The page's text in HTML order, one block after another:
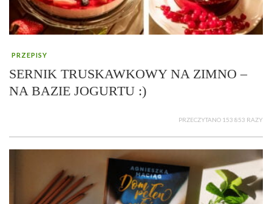
PRZEPISY
SERNIK TRUSKAWKOWY NA ZIMNO –
NA BAZIE JOGURTU :)
PRZECZYTANO 153 853 RAZY